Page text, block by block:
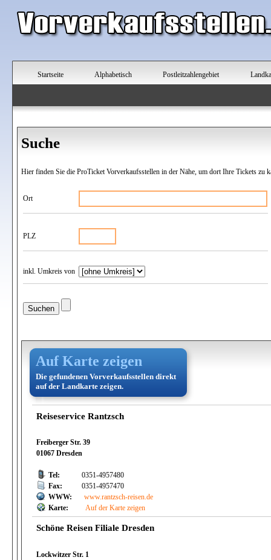
Startseite Alphabetisch Postleitzahlengebiet
Suche
Hier finden Sie die ProTicket Vorverkaufsstellen in der Nähe, um dort Ihre Tickets zu
Ort
PLZ
inkl. Umkreis von
Auf Karte zeigen
Die gefundenen Vorverkaufsstellen direkt
auf der Landkarte zeigen.
Reiseservice Rantzsch
Freiberger Str. 39
01067 Dresden
Tel:
0351-4957480
Fax:
0351-4957470
WWW:
www.rantzsch-reisen.de
Karte:
Auf der Karte zeigen
Schöne Reisen Filiale Dresden
Lockwitzer Str. 1